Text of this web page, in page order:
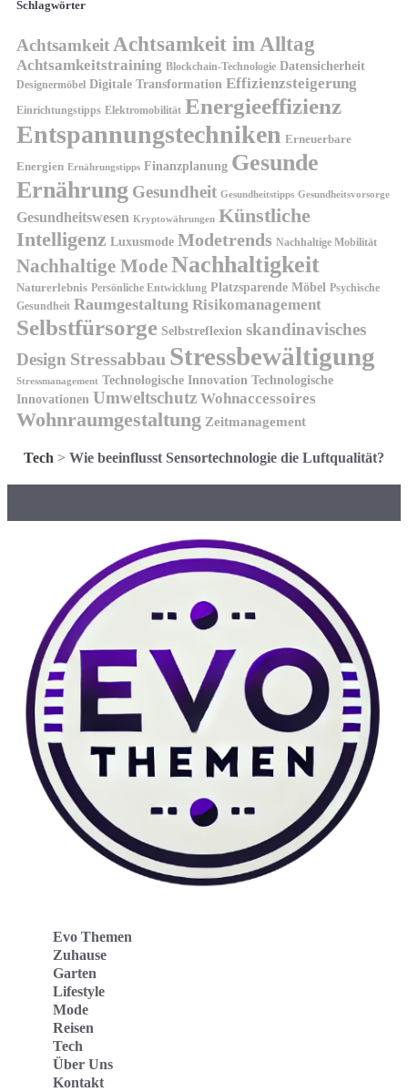
Schlagwörter
AchtsamkeitAchtsamkeit im Alltag
Achtsamkeitstraining Blockchain-Technologie Datensicherheit
Designermöbel Digitale Transformation Effizienzsteigerung
Einrichtungstipps Elektromobilität Energieeffizienz
Entspannungstechniken Erneuerbare
Energien Ernährungstipps Finanzplanung Gesunde
Ernährung Gesundheit Gesundheitstipps Gesundheitsvorsorge
Gesundheitswesen Kryptowährungen Künstliche
Intelligenz Luxusmode Modetrends Nachhaltige Mobilität
Nachhaltige ModeNachhaltigkeit
Naturerlebnis Persönliche Entwicklung Platzsparende Möbel Psychische
Gesundheit Raumgestaltung Risikomanagement
Selbstfürsorge Selbstreflexion skandinavisches
Design Stressabbau Stressbewältigung
Stressmanagement Technologische Innovation Technologische
Innovationen Umweltschutz Wohnaccessoires
Wohnraumgestaltung Zeitmanagement
Tech > Wie beeinflusst Sensortechnologie die Luftqualität?
Evo Themen
Zuhause
Garten
Lifestyle
Mode
Reisen
Tech
Über Uns
Kontakt